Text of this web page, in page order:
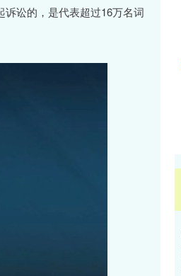
诉讼的，是代表超过16万名词